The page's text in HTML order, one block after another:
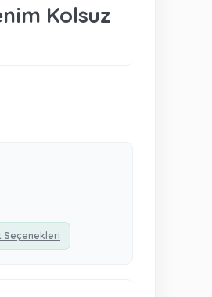
Kolsuz
Seçenekleri